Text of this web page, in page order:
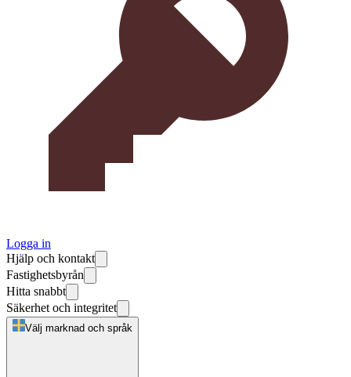
Logga in
Hjälp och kontakt
Fastighetsbyrån
Hitta snabbt
Säkerhet och integritet
Välj marknad och språk